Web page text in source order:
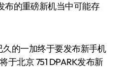
布的重磅新机当中可能存
的一加终于要发布新手机
于北京 751 D·PARK发布新